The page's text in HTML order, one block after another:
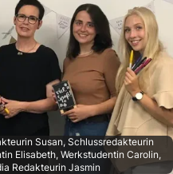
Susan, Schlussredakteurin
Elisabeth, Werkstudentin Carolin,
Redakteurin Jasmin